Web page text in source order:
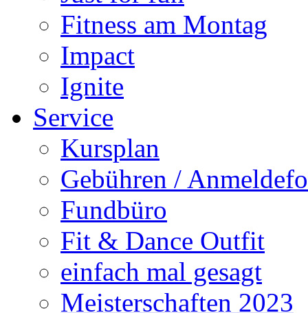
Fitness am Montag
Impact
Ignite
Service
Kursplan
Gebühren /
Fundbüro
Fit & Dance Outfit
einfach mal gesagt
Meisterschaften 2023